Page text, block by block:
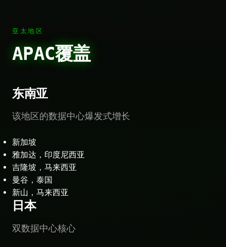
亚太地区
APAC覆盖
东南亚
该地区的数据中心爆发式增长
新加坡
雅加达，印度尼西亚
吉隆坡，马来西亚
曼谷，泰国
新山，马来西亚
日本
双数据中心核心